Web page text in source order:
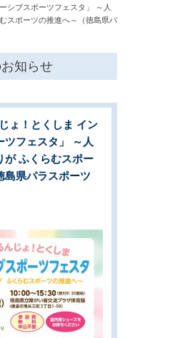
シブスポーツフェスタ」 ～人
スポーツの推進へ～（徳島県パ
知らせ
ょ！とくしま イン
ツフェスタ」 ～人
が ふくらむスポー
島県パラスポーツ